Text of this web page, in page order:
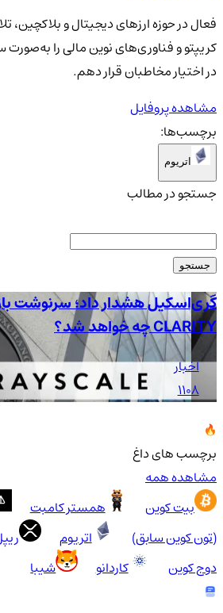
فعال در حوزه ارزهای دیجیتال و بلاکچین،
کریپتو و فناوری‌های نوین مالی را به‌صورت
در اختیار مخاطبان قرار دهم.
مشاهده پروفایل
برچسب‌ها:
اتریوم
جستجو در مطالب
جستجو
گری‌اسکیل هشدار داد؛ سرنوشت
CLARITY چه خواهد شد؟
اخبار
1108
برچسب های داغ
مشاهده همه
بیت کوین
همستر کامبت
(تون کوین سابق)
اتریوم ریپل
دوج کوین
کاردانو شیبا